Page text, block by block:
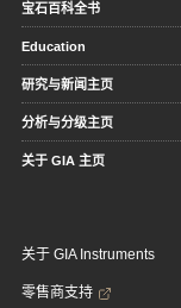
宝石百科全书
Education
研究与新闻主页
分析与分级主页
关于 GIA 主页
关于 GIA Instruments
零售商支持